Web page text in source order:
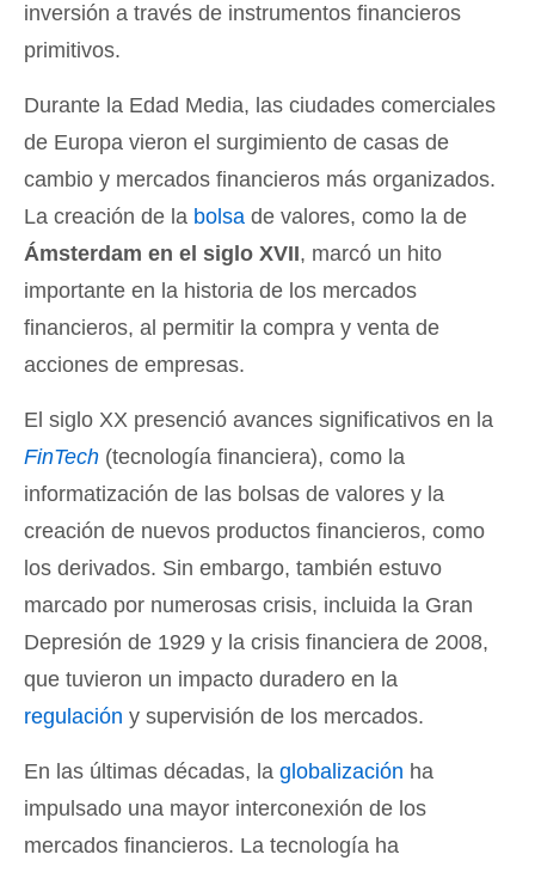
inversión a través de instrumentos financieros
primitivos.
Durante la Edad Media, las ciudades comerciales
de Europa vieron el surgimiento de casas de
cambio y mercados financieros más organizados.
La creación de la bolsa de valores, como la de
Ámsterdam en el siglo XVII, marcó un hito
importante en la historia de los mercados
financieros, al permitir la compra y venta de
acciones de empresas.
El siglo XX presenció avances significativos en la
FinTech (tecnología financiera), como la
informatización de las bolsas de valores y la
creación de nuevos productos financieros, como
los derivados. Sin embargo, también estuvo
marcado por numerosas crisis, incluida la Gran
Depresión de 1929 y la crisis financiera de 2008,
que tuvieron un impacto duradero en la
regulación y supervisión de los mercados.
En las últimas décadas, la globalización ha
impulsado una mayor interconexión de los
mercados financieros. La tecnología ha